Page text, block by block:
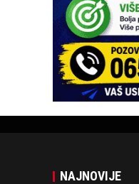
NAJNOVIJE